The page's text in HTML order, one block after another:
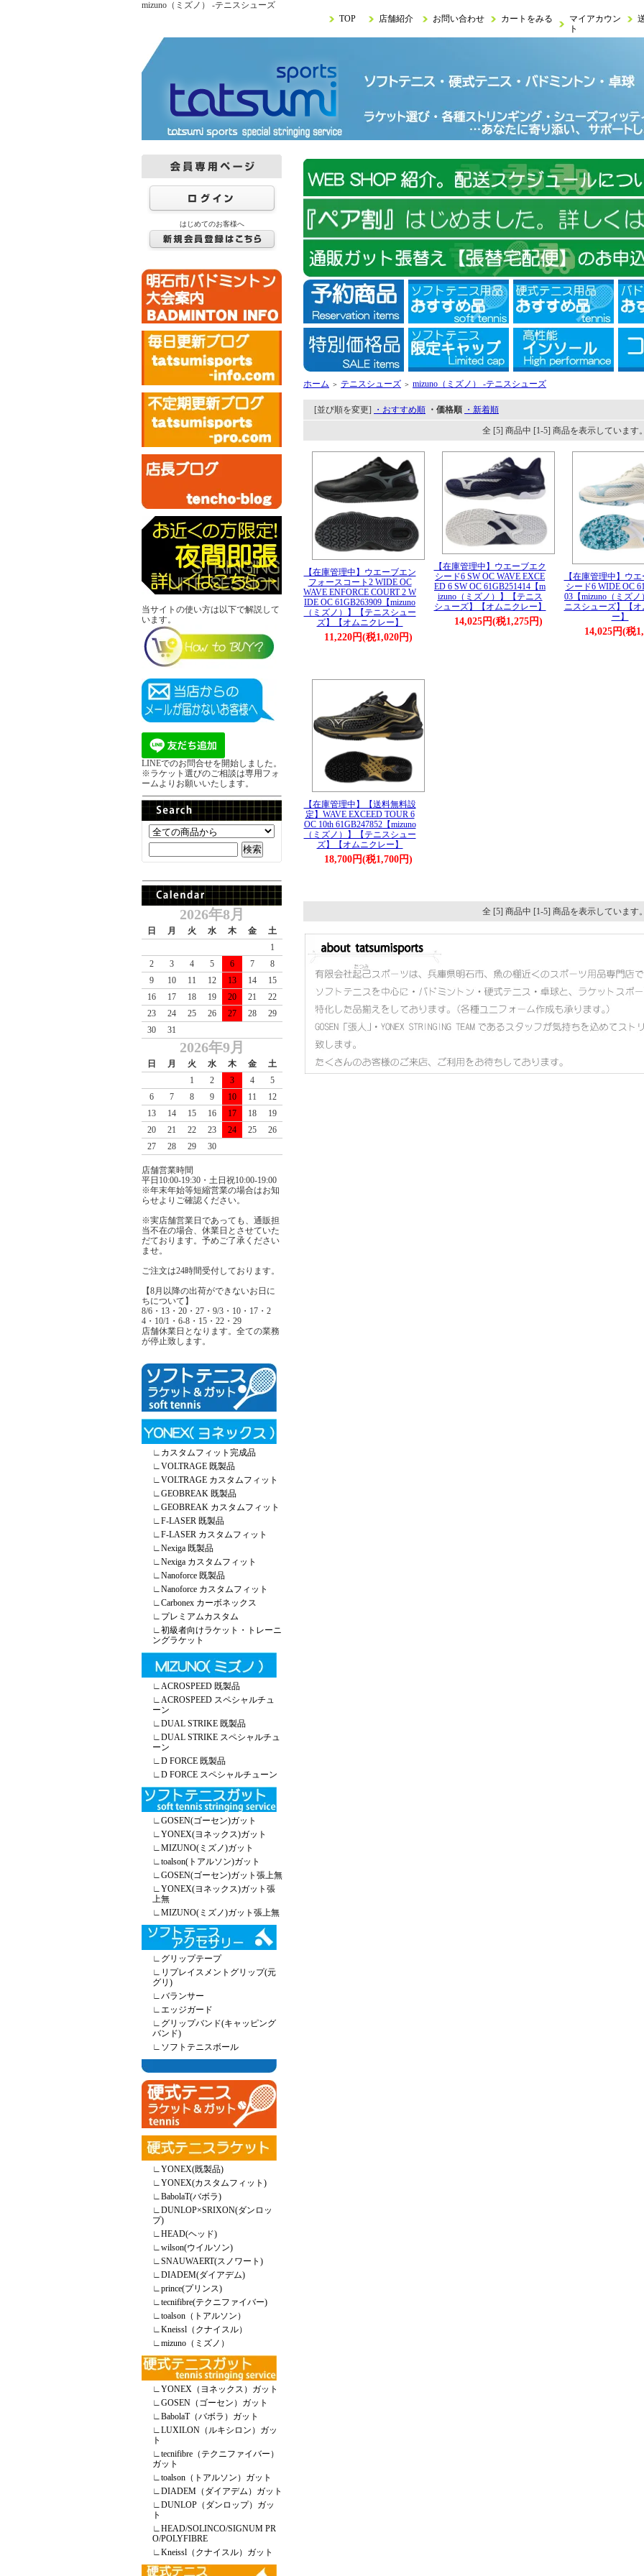
mizuno（ミズノ） -テニスシューズ
TOP
店舗紹介 お問い合わせ カートをみる
マイアカウン
ト
はじめてのお客様へ
当サイトの使い方は以下で解説して
います。
LINEでのお問合せを開始しました。
※ラケット選びのご相談は専用フォ
ームよりお願いいたします。
2026年8月
日 月 火 水 木 金
土
1
2
3 4 5 6 7
8
9
10 11 12 13 14
15
16
17 18 19 20 21
22
23
24 25 26 27 28
29
30
31
2026年9月
日 月 火 水 木 金
土
1
2 3 4
5
6
7 8 9 10 11
12
13
14 15 16 17 18
19
20
21 22 23 24 25
26
27
28 29 30
店舗営業時間
平日10:00-19:30・土日祝10:00-19:00
※年末年始等短縮営業の場合はお知
らせよりご確認ください。
※実店舗営業日であっても、通販担
当不在の場合、休業日とさせていた
だております。予めご了承ください
ませ。
ご注文は24時間受付しております。
【8月以降の出荷ができないお日に
ちについて】
8/6・13・20・27・9/3・10・17・2
4・10/1・6-8・15・22・29
店舗休業日となります。全ての業務
が停止致します。
∟ カスタムフィット完成品
∟VOLTRAGE 既製品
∟VOLTRAGE カスタムフィット
∟GEOBREAK 既製品
∟GEOBREAK カスタムフィット
∟F-LASER 既製品
∟F-LASER カスタムフィット
∟Nexiga 既製品
∟Nexiga カスタムフィット
∟Nanoforce 既製品
∟Nanoforce カスタムフィット
∟Carbonex カーボネックス
∟ プレミアムカスタム
∟初級者向けラケット・トレーニ
ングラケット
∟ACROSPEED 既製品
∟ACROSPEED スペシャルチュ
ーン
∟DUAL STRIKE 既製品
∟DUAL STRIKE スペシャルチュ
ーン
∟D FORCE 既製品
∟D FORCE スペシャルチューン
∟GOSEN(ゴーセン)ガット
∟YONEX(ヨネックス)ガット
∟MIZUNO(ミズノ)ガット
∟toalson(トアルソン)ガット
∟GOSEN(ゴーセン)ガット張上無
∟YONEX(ヨネックス)ガット張
上無
∟MIZUNO(ミズノ)ガット張上無
∟ グリップテープ
∟ リプレイスメントグリップ(元
グリ)
∟バランサー
∟エッジガード
∟ グリップバンド(キャッピング
バンド)
∟ ソフトテニスボール
∟YONEX(既製品)
∟YONEX(カスタムフィット)
∟BabolaT(バボラ)
∟DUNLOP×SRIXON(ダンロッ
プ)
∟HEAD(ヘッド)
∟wilson(ウイルソン)
∟SNAUWAERT(スノワート)
∟DIADEM(ダイアデム)
∟prince(プリンス)
∟tecnifibre(テクニファイバー)
∟toalson（トアルソン）
∟Kneissl（クナイスル）
∟mizuno（ミズノ）
∟YONEX（ヨネックス）ガット
∟GOSEN（ゴーセン）ガット
∟BabolaT（バボラ）ガット
∟LUXILON（ルキシロン）ガッ
ト
∟tecnifibre（テクニファイバー）
ガット
∟toalson（トアルソン）ガット
∟DIADEM（ダイアデム）ガット
∟DUNLOP（ダンロップ）ガッ
ト
∟HEAD/SOLINCO/SIGNUM PR
O/POLYFIBRE
∟Kneissl（クナイスル）ガット
ホーム ＞ テニスシューズ ＞ mizuno（ミズノ） -テニスシューズ
[並び順を変更] ・おすすめ順 ・価格順 ・新着順
全 [5] 商品中 [1-5] 商品を表示しています
【在庫管理中】ウエーブエン
フォースコート2 WIDE OC
WAVE ENFORCE COURT 2 W
IDE OC 61GB263909【mizuno
（ミズノ）】【テニスシュー
ズ】【オムニクレー】
11,220円(税1,020円)
【在庫管理中】ウエーブエク
シード6 SW OC WAVE EXCE
ED 6 SW OC 61GB251414【m
izuno（ミズノ）】【テニス
シューズ】【オムニクレー】
14,025円(税1,275円)
【在庫管理中】ウ
シード6 WIDE OC
03【mizuno（ミズ
ニスシューズ】【オ
ー】
14,025円(税
【在庫管理中】【送料無料設
定】WAVE EXCEED TOUR 6
OC 10th 61GB247852【mizuno
（ミズノ）】【テニスシュー
ズ】【オムニクレー】
18,700円(税1,700円)
全 [5] 商品中 [1-5] 商品を表示しています